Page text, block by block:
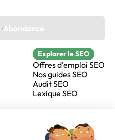
Abondance
Explorer le SEO
Offres d'emploi SEO
Nos guides SEO
Audit SEO
Lexique SEO